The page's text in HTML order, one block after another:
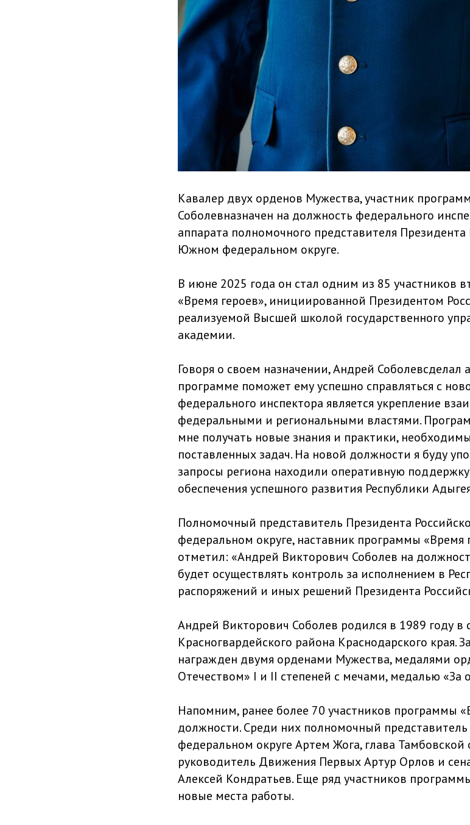
Кавалер двух орденов Мужества, участник
Соболевназначен на должность федерального
аппарата полномочного представителя
Южном федеральном округе.
В июне 2025 года он стал одним из 85 участников
«Время героев», инициированной Президентом
реализуемой Высшей школой государственного
академии.
Говоря о своем назначении, Андрей Соболевсделал
программе поможет ему успешно справляться с
федерального инспектора является укрепление
федеральными и региональными властями.
мне получать новые знания и практики,
поставленных задач. На новой должности я буду
запросы региона находили оперативную
обеспечения успешного развития Республики
Полномочный представитель Президента
федеральном округе, наставник программы «Время
отметил: «Андрей Викторович Соболев на
будет осуществлять контроль за исполнением в
распоряжений и иных решений Президента
Андрей Викторович Соболев родился в 1989 году в
Красногвардейского района Краснодарского края.
награжден двумя орденами Мужества, медалями
Отечеством» I и II степеней с мечами, медалью «За
Напомним, ранее более 70 участников программы
должности. Среди них полномочный
федеральном округе Артем Жога, глава
руководитель Движения Первых Артур Орлов и
Алексей Кондратьев. Еще ряд участников
новые места работы.